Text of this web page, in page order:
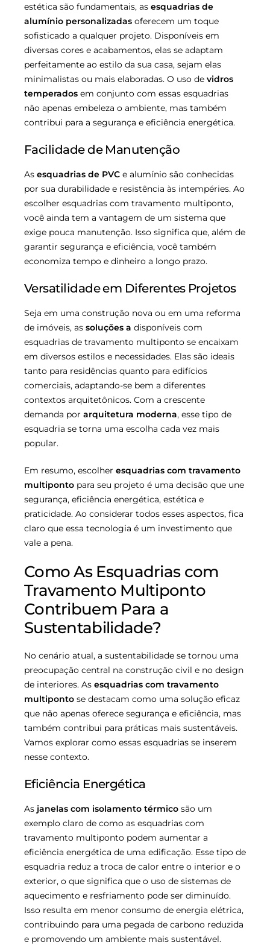
estética são fundamentais, as esquadrias de
alumínio personalizadas oferecem um toque
sofisticado a qualquer projeto. Disponíveis em
diversas cores e acabamentos, elas se adaptam
perfeitamente ao estilo da sua casa, sejam elas
minimalistas ou mais elaboradas. O uso de vidros
temperados em conjunto com essas esquadrias
não apenas embeleza o ambiente, mas também
contribui para a segurança e eficiência energética.
Facilidade de Manutenção
As esquadrias de PVC e alumínio são conhecidas
por sua durabilidade e resistência às intempéries. Ao
escolher esquadrias com travamento multiponto,
você ainda tem a vantagem de um sistema que
exige pouca manutenção. Isso significa que, além de
garantir segurança e eficiência, você também
economiza tempo e dinheiro a longo prazo.
Versatilidade em Diferentes Projetos
Seja em uma construção nova ou em uma reforma
de imóveis, as soluções a disponíveis com
esquadrias de travamento multiponto se encaixam
em diversos estilos e necessidades. Elas são ideais
tanto para residências quanto para edifícios
comerciais, adaptando-se bem a diferentes
contextos arquitetônicos. Com a crescente
demanda por arquitetura moderna, esse tipo de
esquadria se torna uma escolha cada vez mais
popular.
Em resumo, escolher esquadrias com travamento
multiponto para seu projeto é uma decisão que une
segurança, eficiência energética, estética e
praticidade. Ao considerar todos esses aspectos, fica
claro que essa tecnologia é um investimento que
vale a pena.
Como As Esquadrias com
Travamento Multiponto
Contribuem Para a
Sustentabilidade?
No cenário atual, a sustentabilidade se tornou uma
preocupação central na construção civil e no design
de interiores. As esquadrias com travamento
multiponto se destacam como uma solução eficaz
que não apenas oferece segurança e eficiência, mas
também contribui para práticas mais sustentáveis.
Vamos explorar como essas esquadrias se inserem
nesse contexto.
Eficiência Energética
As janelas com isolamento térmico são um
exemplo claro de como as esquadrias com
travamento multiponto podem aumentar a
eficiência energética de uma edificação. Esse tipo de
esquadria reduz a troca de calor entre o interior e o
exterior, o que significa que o uso de sistemas de
aquecimento e resfriamento pode ser diminuído.
Isso resulta em menor consumo de energia elétrica,
contribuindo para uma pegada de carbono reduzida
e promovendo um ambiente mais sustentável.